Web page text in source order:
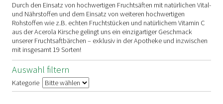
Durch den Einsatz von hochwertigen Fruchtsäften mit natürlichen Vital-
und Nährstoffen und dem Einsatz von weiteren hochwertigen
Rohstoffen wie z.B. echten Fruchtstücken und natürlichem Vitamin C
aus der Acerola Kirsche gelingt uns ein einzigartiger Geschmack
unserer Fruchtsaftbärchen – exklusiv in der Apotheke und inzwischen
mit insgesamt 19 Sorten!
Auswahl filtern
Kategorie